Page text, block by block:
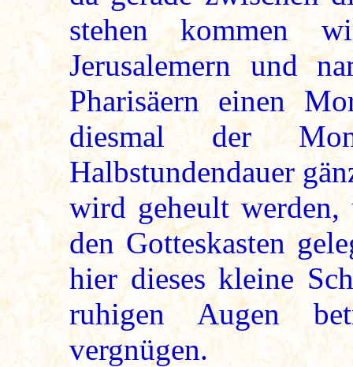
stehen kommen
Jerusalemern und
Pharisäern einen
diesmal der
Halbstundendauer
wird geheult
den Gotteskasten
hier dieses kleine
ruhigen Augen
vergnügen.